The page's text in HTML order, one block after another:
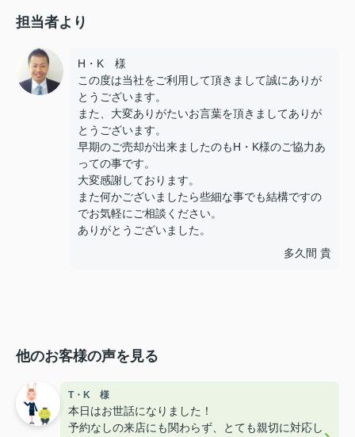
担当者より
H・K 様
この度は当社をご利用して頂きまして誠にありが
とうございます。
また、大変ありがたいお言葉を頂きましてありが
とうございます。
早期のご売却が出来ましたのもH・K様のご協力あ
っての事です。
大変感謝しております。
また何かございましたら些細な事でも結構ですの
でお気軽にご相談ください。
ありがとうございました。
多久間 貴
他のお客様の声を見る
T・K 様
本日はお世話になりました！
予約なしの来店にも関わらず、とても親切に対応し